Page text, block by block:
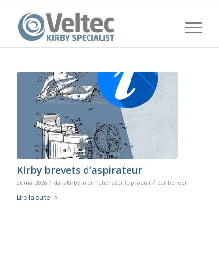
Kirby brevets d’aspirateur
26 mai 2026 / dans Kirby Informations sur le produit / par beheer
Lire la suite